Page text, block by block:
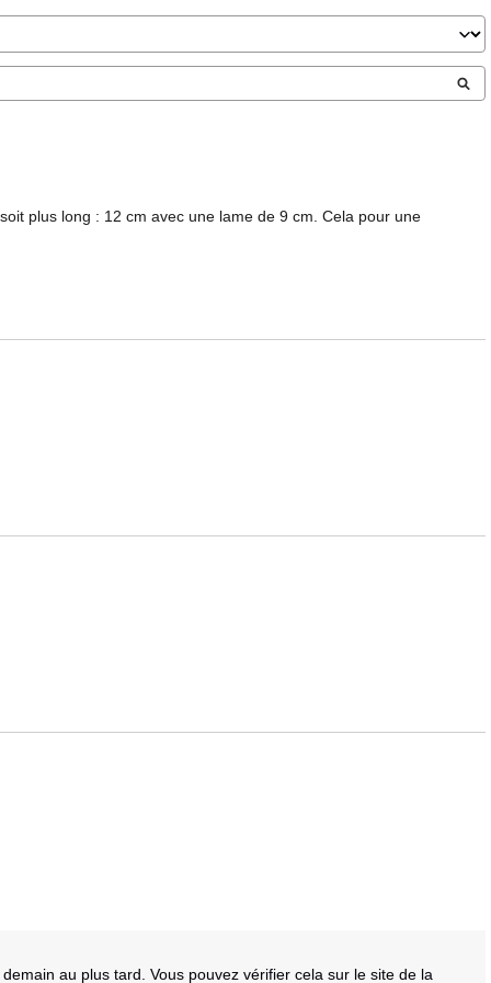
plus long : 12 cm avec une lame de 9 cm. Cela pour une
au plus tard. Vous pouvez vérifier cela sur le site de la